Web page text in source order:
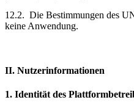
12.2. Die Bestimmungen des
keine Anwendung.
II. Nutzerinformationen
1. Identität des